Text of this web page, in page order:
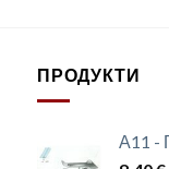
ПРОДУКТИ
А11 -